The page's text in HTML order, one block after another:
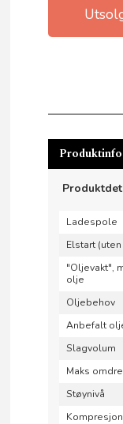
Produktinfo
Ladespole
Elstart
"Oljevakt",
olje
Oljebehov
Anbefalt
Slagvolum
Maks
Støynivå
Kompresjon